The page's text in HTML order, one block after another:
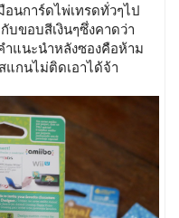
นการ์ดไพ่เทรดทั่วๆไป
บขอบสีเงินๆซึ่งคาดว่า
ำแนะนำหลังซองคือห้าม
แกนไม่ติดเอาได้จ้า